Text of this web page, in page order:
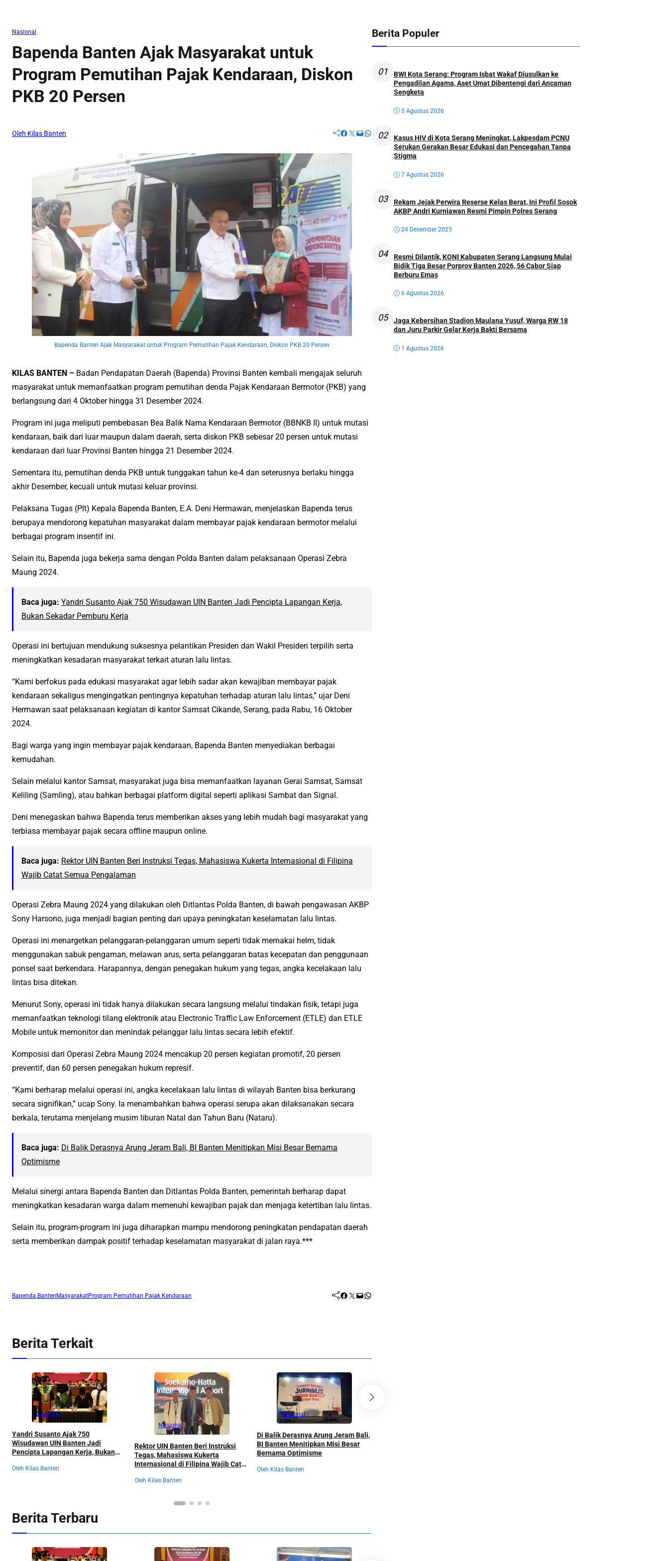
Nasional
Bapenda Banten Ajak Masyarakat untuk
Program Pemutihan Pajak Kendaraan, Diskon
PKB 20 Persen
Oleh Kilas Banten Facebook Twitter Mail WhatsApp
Bapenda Banten Ajak Masyarakat untuk Program Pemutihan Pajak Kendaraan, Diskon PKB 20 Persen
KILAS BANTEN – Badan Pendapatan Daerah (Bapenda) Provinsi Banten kembali mengajak seluruh
masyarakat untuk memanfaatkan program pemutihan denda Pajak Kendaraan Bermotor (PKB) yang
berlangsung dari 4 Oktober hingga 31 Desember 2024.
Program ini juga meliputi pembebasan Bea Balik Nama Kendaraan Bermotor (BBNKB II) untuk mutasi
kendaraan, baik dari luar maupun dalam daerah, serta diskon PKB sebesar 20 persen untuk mutasi
kendaraan dari luar Provinsi Banten hingga 21 Desember 2024.
Sementara itu, pemutihan denda PKB untuk tunggakan tahun ke-4 dan seterusnya berlaku hingga
akhir Desember, kecuali untuk mutasi keluar provinsi.
Pelaksana Tugas (Plt) Kepala Bapenda Banten, E.A. Deni Hermawan, menjelaskan Bapenda terus
berupaya mendorong kepatuhan masyarakat dalam membayar pajak kendaraan bermotor melalui
berbagai program insentif ini.
Selain itu, Bapenda juga bekerja sama dengan Polda Banten dalam pelaksanaan Operasi Zebra
Maung 2024.
Baca juga: Yandri Susanto Ajak 750 Wisudawan UIN Banten Jadi Pencipta Lapangan Kerja,
Bukan Sekadar Pemburu Kerja
Operasi ini bertujuan mendukung suksesnya pelantikan Presiden dan Wakil Presiden terpilih serta
meningkatkan kesadaran masyarakat terkait aturan lalu lintas.
“Kami berfokus pada edukasi masyarakat agar lebih sadar akan kewajiban membayar pajak
kendaraan sekaligus mengingatkan pentingnya kepatuhan terhadap aturan lalu lintas,” ujar Deni
Hermawan saat pelaksanaan kegiatan di kantor Samsat Cikande, Serang, pada Rabu, 16 Oktober
2024.
Bagi warga yang ingin membayar pajak kendaraan, Bapenda Banten menyediakan berbagai
kemudahan.
Selain melalui kantor Samsat, masyarakat juga bisa memanfaatkan layanan Gerai Samsat, Samsat
Keliling (Samling), atau bahkan berbagai platform digital seperti aplikasi Sambat dan Signal.
Deni menegaskan bahwa Bapenda terus memberikan akses yang lebih mudah bagi masyarakat yang
terbiasa membayar pajak secara offline maupun online.
Baca juga: Rektor UIN Banten Beri Instruksi Tegas, Mahasiswa Kukerta Internasional di Filipina
Wajib Catat Semua Pengalaman
Operasi Zebra Maung 2024 yang dilakukan oleh Ditlantas Polda Banten, di bawah pengawasan AKBP
Sony Harsono, juga menjadi bagian penting dari upaya peningkatan keselamatan lalu lintas.
Operasi ini menargetkan pelanggaran-pelanggaran umum seperti tidak memakai helm, tidak
menggunakan sabuk pengaman, melawan arus, serta pelanggaran batas kecepatan dan penggunaan
ponsel saat berkendara. Harapannya, dengan penegakan hukum yang tegas, angka kecelakaan lalu
lintas bisa ditekan.
Menurut Sony, operasi ini tidak hanya dilakukan secara langsung melalui tindakan fisik, tetapi juga
memanfaatkan teknologi tilang elektronik atau Electronic Traffic Law Enforcement (ETLE) dan ETLE
Mobile untuk memonitor dan menindak pelanggar lalu lintas secara lebih efektif.
Komposisi dari Operasi Zebra Maung 2024 mencakup 20 persen kegiatan promotif, 20 persen
preventif, dan 60 persen penegakan hukum represif.
“Kami berharap melalui operasi ini, angka kecelakaan lalu lintas di wilayah Banten bisa berkurang
secara signifikan,” ucap Sony. Ia menambahkan bahwa operasi serupa akan dilaksanakan secara
berkala, terutama menjelang musim liburan Natal dan Tahun Baru (Nataru).
Baca juga: Di Balik Derasnya Arung Jeram Bali, BI Banten Menitipkan Misi Besar Bernama
Optimisme
Melalui sinergi antara Bapenda Banten dan Ditlantas Polda Banten, pemerintah berharap dapat
meningkatkan kesadaran warga dalam memenuhi kewajiban pajak dan menjaga ketertiban lalu lintas.
Selain itu, program-program ini juga diharapkan mampu mendorong peningkatan pendapatan daerah
serta memberikan dampak positif terhadap keselamatan masyarakat di jalan raya.***
Bapenda BantenMasyarakatProgram Pemutihan Pajak Kendaraan Facebook Twitter Mail WhatsApp
Berita Terkait
Nasional
Yandri Susanto Ajak 750
Wisudawan UIN Banten Jadi
Pencipta Lapangan Kerja, Bukan
Oleh Kilas Banten
Nasional
Rektor UIN Banten Beri Instruksi
Tegas, Mahasiswa Kukerta
Internasional di Filipina Wajib Catat
Oleh Kilas Banten
Nasional
Di Balik Derasnya Arung Jeram Bali,
BI Banten Menitipkan Misi Besar
Bernama Optimisme
Oleh Kilas Banten
Berita Terbaru
Berita Populer
01
BWI Kota Serang: Program Isbat Wakaf Diusulkan ke
Pengadilan Agama, Aset Umat Dibentengi dari Ancaman
Sengketa
5 Agustus 2026
02
Kasus HIV di Kota Serang Meningkat, Lakpesdam PCNU
Serukan Gerakan Besar Edukasi dan Pencegahan Tanpa
Stigma
7 Agustus 2026
03
Rekam Jejak Perwira Reserse Kelas Berat, Ini Profil Sosok
AKBP Andri Kurniawan Resmi Pimpin Polres Serang
24 Desember 2025
04
Resmi Dilantik, KONI Kabupaten Serang Langsung Mulai
Bidik Tiga Besar Porprov Banten 2026, 56 Cabor Siap
Berburu Emas
6 Agustus 2026
05
Jaga Kebersihan Stadion Maulana Yusuf, Warga RW 18
dan Juru Parkir Gelar Kerja Bakti Bersama
1 Agustus 2026